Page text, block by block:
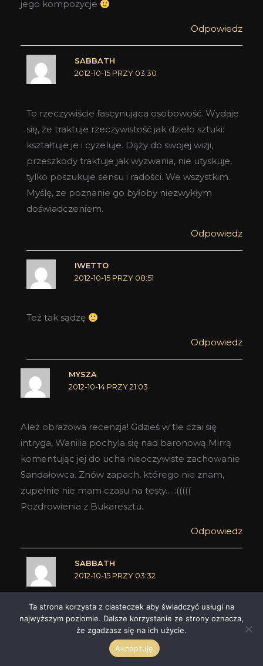
jego kompozycje
Odpowiedz
SABBATH
2012-10-15 PRZY 03:30
To rzeczywiście fascynująca osobowość. Wydaje
się, że traktuje rzeczywistość jak dzieło sztuki:
kształtuje je i cyzeluje. Dąży do swojej wizji,
przeszkody traktuje jak wyzwania, nie utyskuje,
tylko poszukuje sensu i radości. We wszystkim.
Myślę, ze poznanie go byłoby niezwykłym
doświadczeniem.
Odpowiedz
IWETTO
2012-10-15 PRZY 08:51
Też tak sądzę
Odpowiedz
MYSZA
2012-10-14 PRZY 21:03
Ależ obrazowa recenzja! Gdzieś w tle czai się
intryga, Wanilia pochyla się nad baronową Mirrą
komentując jej do ucha nieoczywiste zachowanie
Sandałowca. Znów zapach, którego nie znam,
zupełnie nie mam czasu na testy… :(((((
Pozdrowienia z Bukaresztu.
Odpowiedz
SABBATH
2012-10-15 PRZY 03:32
Alez Myszo, takich powodów do zaniedbywania
testów mogę Ci tylko zazdrościć! Baw się dobrze,
nie myśl o Santalu. On poczeka – jest w
Ta strona korzysta z ciasteczek aby świadczyć usługi na
najwyższym poziomie. Dalsze korzystanie ze strony oznacza,
że zgadzasz się na ich użycie.
Akceptuję